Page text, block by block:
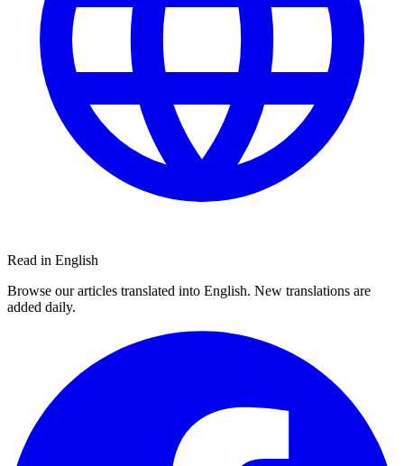
Read in English
Browse our articles translated into English. New translations are
added daily.